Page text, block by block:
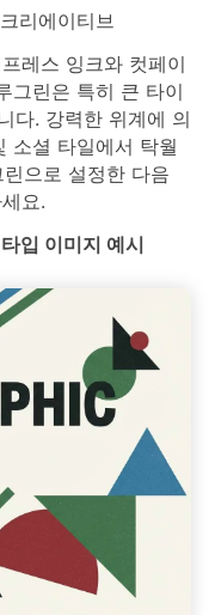
리에이티브
레스 잉크와 컷페이
그린은 특히 큰 타이
다. 강력한 위계에 의
소셜 타일에서 탁월
으로 설정한 다음
요.
입 이미지 예시